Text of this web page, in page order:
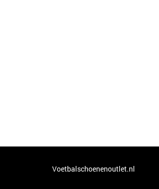
Voetbalschoenenoutlet.nl